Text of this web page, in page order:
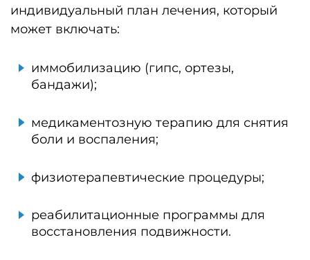
индивидуальный план лечения, который
может включать:
иммобилизацию (гипс, ортезы,
бандажи);
медикаментозную терапию для снятия
боли и воспаления;
физиотерапевтические процедуры;
реабилитационные программы для
восстановления подвижности.